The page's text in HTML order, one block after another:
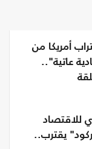
أمريكا من
عاتية"..
للاقتصاد
يقترب..